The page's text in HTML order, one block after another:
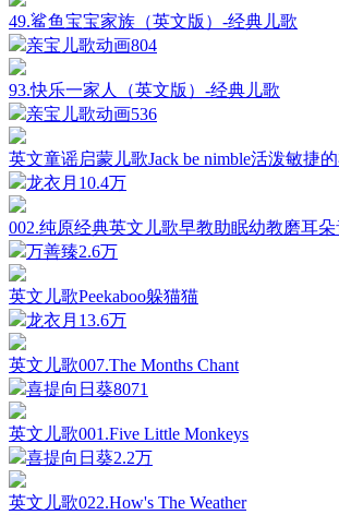
49.鲨鱼宝宝家族（英文版）-经典儿歌
亲宝儿歌动画804
93.快乐一家人（英文版）-经典儿歌
亲宝儿歌动画536
英文童谣启蒙儿歌Jack be nimble活泼敏捷
龙衣月 10.4万
002.纯原经典英文儿歌早教助眠幼教磨耳
万善臻2.6万
英文儿歌Peekaboo躲猫猫
龙衣月 13.6万
英文儿歌007.The Months Chant
喜提向日葵8071
英文儿歌001.Five Little Monkeys
喜提向日葵2.2万
英文儿歌022.How's The Weather